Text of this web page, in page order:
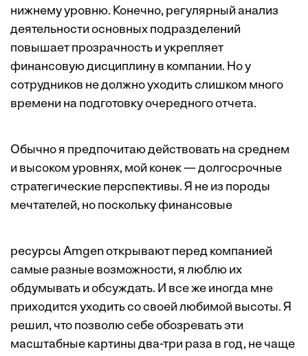
нижнему уровню. Конечно, регулярный анализ
деятельности основных подразделений
повышает прозрачность и укрепляет
финансовую дисциплину в компании. Но у
сотрудников не должно уходить слишком много
времени на подготовку очередного отчета.
Обычно я предпочитаю действовать на среднем
и высоком уровнях, мой конек — долгосрочные
стратегические перспективы. Я не из породы
мечтателей, но поскольку финансовые
ресурсы Amgen открывают перед компанией
самые разные возможности, я люблю их
обдумывать и обсуждать. И все же иногда мне
приходится уходить со своей любимой высоты. Я
решил, что позволю себе обозревать эти
масштабные картины два-три раза в год, не чаще